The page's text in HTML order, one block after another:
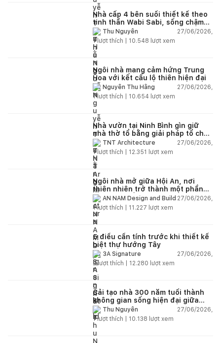
Nhà cấp 4 bên suối thiết kế theo
tinh thần Wabi Sabi, sống chậm
giữa thiên nhiên
Thu Nguyễn
27/06/2026,
1lượt thích | 10.548 lượt xem
Ngôi nhà mang cảm hứng Trung
Hoa với kết cấu lộ thiên hiện đại
Nguyễn Thu Hằng
27/06/2026,
1lượt thích | 10.654 lượt xem
Nhà vườn tại Ninh Bình gìn giữ
nhà thờ tổ bằng giải pháp tổ chức
lại không gian
TNT Architecture
27/06/2026,
1lượt thích | 12.351 lượt xem
Ngôi nhà mở giữa Hội An, nơi
thiên nhiên trở thành một phần
của cuộc sống
AN NAM Design and Build 27/06/2026,
1lượt thích | 11.227 lượt xem
5 điều cần tính trước khi thiết kế
biệt thự hướng Tây
3A Signature
27/06/2026,
2lượt thích | 12.280 lượt xem
Cải tạo nhà 300 năm tuổi thành
không gian sống hiện đại giữa
thiên nhiên
Thu Nguyễn
27/06/2026,
1lượt thích | 10.138 lượt xem